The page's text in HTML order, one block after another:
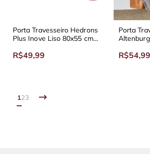
Porta Travesseiro Hedrons
Plus Inove Liso 80x55 cm -
R$49,99
Porta
R$54,99
123